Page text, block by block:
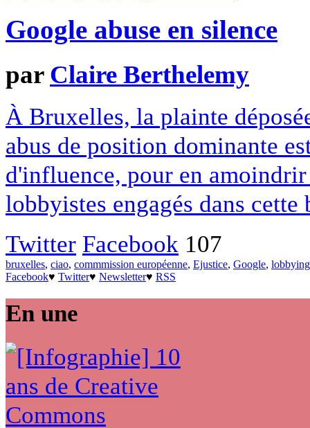
Google abuse en silence
par Claire Berthelemy
À Bruxelles, la plainte
abus de position dominante
d'influence, pour en
lobbyistes engagés dans cette
Twitter Facebook 107
bruxelles, ciao, commmission européenne, Ejustice, Google, lobbying
Facebook♥ Twitter♥ Newsletter♥ RSS
En une